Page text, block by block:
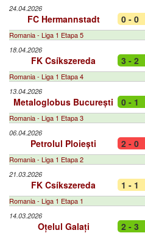
24.04.2026
FC Hermannstadt 0 - 0
Romania - Liga 1 Etapa 5
18.04.2026
FK Csíkszereda 3 - 2
Romania - Liga 1 Etapa 4
13.04.2026
Metaloglobus București 0 - 1
Romania - Liga 1 Etapa 3
06.04.2026
Petrolul Ploiești 2 - 0
Romania - Liga 1 Etapa 2
21.03.2026
FK Csíkszereda 1 - 1
Romania - Liga 1 Etapa 1
14.03.2026
Oțelul Galați 2 - 3